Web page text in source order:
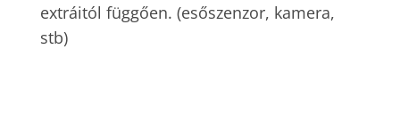
extráitól függően. (esőszenzor, kamera,
stb)